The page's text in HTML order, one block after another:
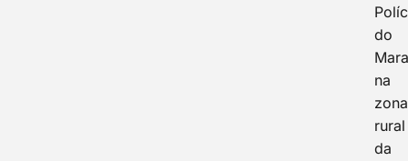
do
na
zona
rural
da